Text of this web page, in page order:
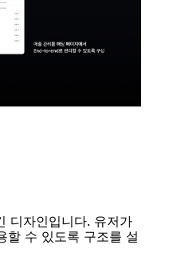
디자인입니다. 유저가
할 수 있도록 구조를 설